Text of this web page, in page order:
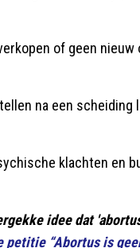
of geen
na een
klachten en
idee dat
petitie “Abortus is